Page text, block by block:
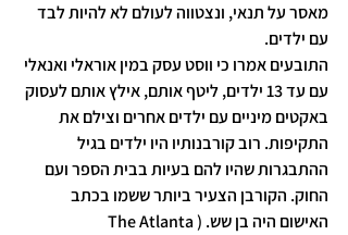
מאסר על תנאי, ונצטווה לעולם לא להיות לבד
עם ילדים.
התובעים אמרו כי ווסט עסק במין אוראלי ואנאלי
עם עד 13 ילדים, ליטף אותם, אילץ אותם לעסוק
באקטים מיניים עם ילדים אחרים וצילם את
התקיפות. רוב קורבנותיו היו ילדים בגיל
ההתבגרות שהיו להם בעיות בבית הספר ועם
החוק. הקורבן הצעיר ביותר ששמו בכתב
האישום היה בן שש. (The Atlanta